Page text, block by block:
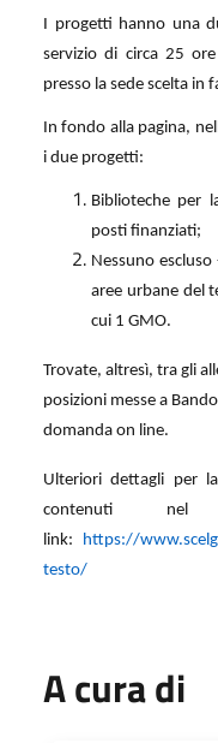
I progetti hanno una
servizio di circa 25
presso la sede scelta in
In fondo alla pagina,
i due progetti:
Biblioteche per
posti finanziati;
Nessuno
aree urbane del
cui 1 GMO.
Trovate, altresì, tra gli
posizioni messe a
domanda on line.
Ulteriori dettagli per
contenuti nel
link: https://
testo/
A cura di